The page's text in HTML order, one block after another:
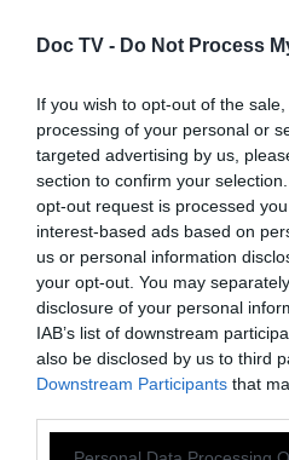
Doc TV - Do Not Process
If you wish to opt-out of the
processing of your personal or
targeted advertising by us,
section to confirm your
opt-out request is processed
interest-based ads based on
us or personal information
your opt-out. You may
disclosure of your personal
IAB’s list of downstream
also be disclosed by us to third
Downstream Participants that
οποία η Ελλάδα έχει
Σύμβασης της
περιλαμβάνει δυο
Σύσταση για τις
αυτός εντάσσει ένα
εφαρμογής της
κράτη την λήψη ειδικών
πρόληψη, την
εκπαίδευση, την
και την τήρηση
τις γυναικοκτονίες.